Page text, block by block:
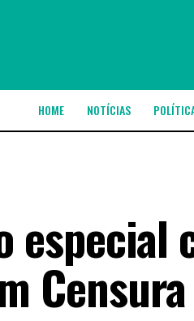
HOME NOTÍCIAS
especial